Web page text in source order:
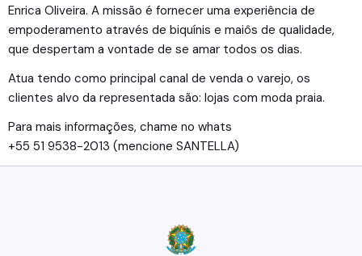
Enrica Oliveira. A missão é fornecer uma experiência de
empoderamento através de biquínis e maiôs de qualidade,
que despertam a vontade de se amar todos os dias.
Atua tendo como principal canal de venda o varejo, os
clientes alvo da representada são: lojas com moda praia.
Para mais informações, chame no whats
+55 51 9538-2013 (mencione SANTELLA)